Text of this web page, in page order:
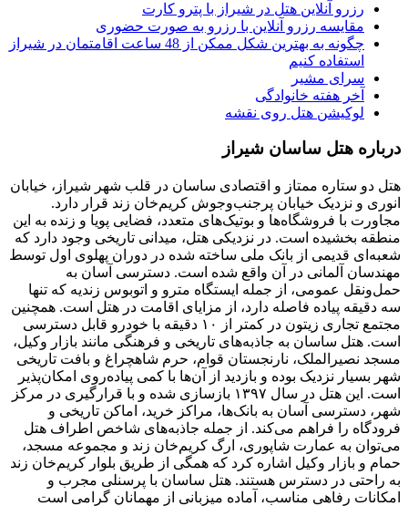
رزرو آنلاین هتل در شیراز با پترو کارت
مقایسه رزرو آنلاین با رزرو به صورت حضوری
چگونه به بهترین شکل ممکن از 48 ساعت اقامتمان در شیراز
استفاده کنیم
سرای مشیر
آخر هفته خانوادگی
لوکیشن هتل روی نقشه
درباره هتل ساسان شیراز
هتل دو ستاره ممتاز و اقتصادی ساسان در قلب شهر شیراز، خیابان
انوری و نزدیک خیابان پرجنب‌وجوش کریم‌خان زند قرار دارد.
مجاورت با فروشگاه‌ها و بوتیک‌های متعدد، فضایی پویا و زنده به این
منطقه بخشیده است. در نزدیکی هتل، میدانی تاریخی وجود دارد که
شعبه‌ای قدیمی از بانک ملی ساخته شده در دوران پهلوی اول توسط
مهندسان آلمانی در آن واقع شده است. دسترسی آسان به
حمل‌ونقل عمومی، از جمله ایستگاه مترو و اتوبوس زندیه که تنها
سه دقیقه پیاده فاصله دارد، از مزایای اقامت در هتل است. همچنین
مجتمع تجاری زیتون در کمتر از ۱۰ دقیقه با خودرو قابل دسترسی
است. هتل ساسان به جاذبه‌های تاریخی و فرهنگی مانند بازار وکیل،
مسجد نصیرالملک، نارنجستان قوام، حرم شاهچراغ و بافت تاریخی
شهر بسیار نزدیک بوده و بازدید از آن‌ها با کمی پیاده‌روی امکان‌پذیر
است. این هتل در سال ۱۳۹۷ بازسازی شده و با قرارگیری در مرکز
شهر، دسترسی آسان به بانک‌ها، مراکز خرید، اماکن تاریخی و
فرودگاه را فراهم می‌کند. از جمله جاذبه‌های شاخص اطراف هتل
می‌توان به عمارت شاپوری، ارگ کریم‌خان زند و مجموعه مسجد،
حمام و بازار وکیل اشاره کرد که همگی از طریق بلوار کریم‌خان زند
به راحتی در دسترس هستند. هتل ساسان با پرسنلی مجرب و
امکانات رفاهی مناسب، آماده میزبانی از مهمانان گرامی است